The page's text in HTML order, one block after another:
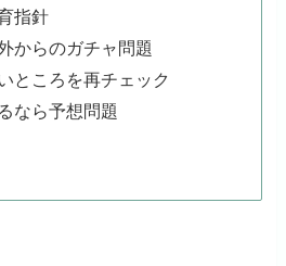
指針
からのガチャ問題
ところを再チェック
なら予想問題